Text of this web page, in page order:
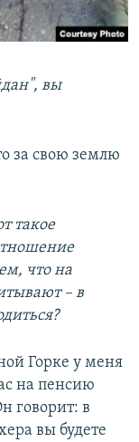
вы
за свою землю
такое
что на
– в
Горке у меня
на пенсию
говорит: в
вы будете